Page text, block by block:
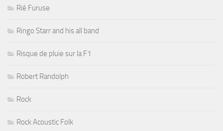
Rié Furuse
Ringo Starr and his all band
Risque de pluie sur la F1
Robert Randolph
Rock
Rock Acoustic Folk